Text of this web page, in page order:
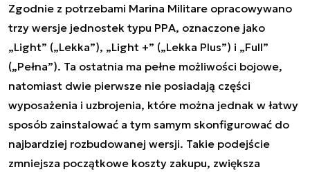
Zgodnie z potrzebami Marina Militare opracowywano
trzy wersje jednostek typu PPA, oznaczone jako
„Light” („Lekka”), „Light +” („Lekka Plus”) i „Full”
(„Pełna”). Ta ostatnia ma pełne możliwości bojowe,
natomiast dwie pierwsze nie posiadają części
wyposażenia i uzbrojenia, które można jednak w łatwy
sposób zainstalować a tym samym skonfigurować do
najbardziej rozbudowanej wersji. Takie podejście
zmniejsza początkowe koszty zakupu, zwiększa